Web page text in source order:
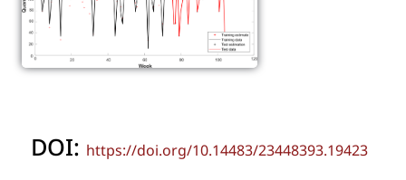
DOI: https://doi.org/10.14483/23448393.19423